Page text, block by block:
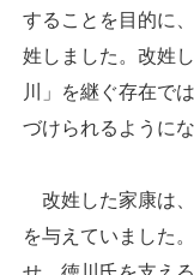
することを目的に
姓しました。改姓
川」を継ぐ存在で
づけられるようにな
改姓した家康は
を与えていました